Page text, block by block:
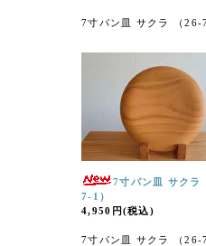
7寸パン皿 サクラ （26-
7寸パン皿 サクラ
7-1）
4,950円(税込)
7寸パン皿 サクラ （26-